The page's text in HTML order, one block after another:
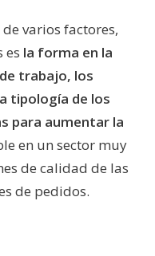
varios factores,
es la forma en la
trabajo, los
tipología de los
para aumentar la
en un sector muy
de calidad de las
de pedidos.